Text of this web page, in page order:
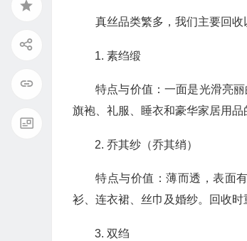
真丝品类繁多，我们主要回
素绉缎
特点与价值：一面是光滑亮
旗袍、礼服、睡衣和豪华家居用
乔其纱（乔其绡）
特点与价值：薄而透，表面
衫、连衣裙、丝巾及婚纱。回收
双绉